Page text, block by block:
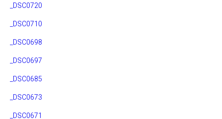
_DSC0720
_DSC0710
_DSC0698
_DSC0697
_DSC0685
_DSC0673
_DSC0671